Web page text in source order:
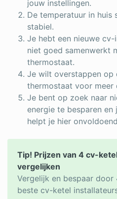
jouw instellingen.
De temperatuur in huis
stabiel.
Je hebt een nieuwe
niet goed samenwerkt
thermostaat.
Je wilt overstappen op
thermostaat voor
Je bent op zoek naar
energie te besparen
helpt je hier
Tip! Prijzen van 4 cv-
vergelijken
Vergelijk en bespaar
beste cv-ketel